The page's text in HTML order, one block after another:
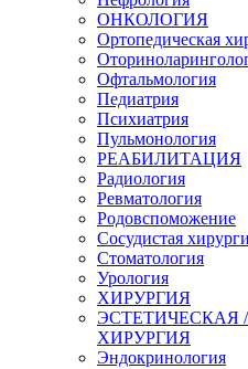
ОНКОЛОГИЯ
Ортопедическая
Офтальмология
Педиатрия
Психиатрия
Пульмонология
РЕАБИЛИТАЦИЯ
Радиология
Ревматология
Родовспоможение
Сосудистая
Стоматология
Урология
ХИРУРГИЯ
ЭСТЕТИЧЕСКАЯ
ХИРУРГИЯ
Эндокринология